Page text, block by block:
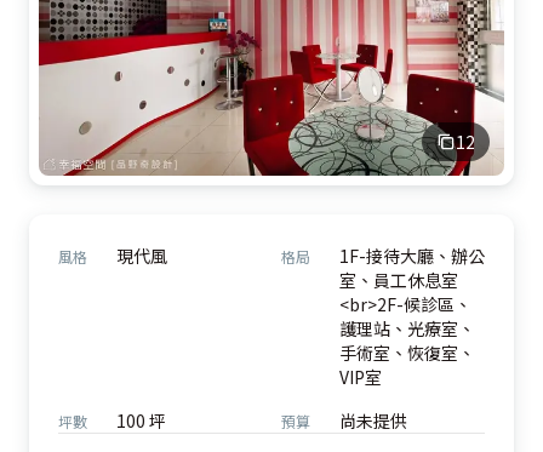
12
風格 現代風 格局
1F-接待大廳、辦公
室、員工休息室
<br>2F-候診區、
護理站、光療室、
手術室、恢復室、
VIP室
坪數 100 坪 預算 尚未提供